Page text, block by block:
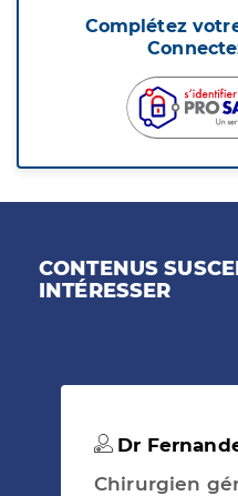
Complétez
CONTENUS
INTÉRESSER
Dr
Chirurgien